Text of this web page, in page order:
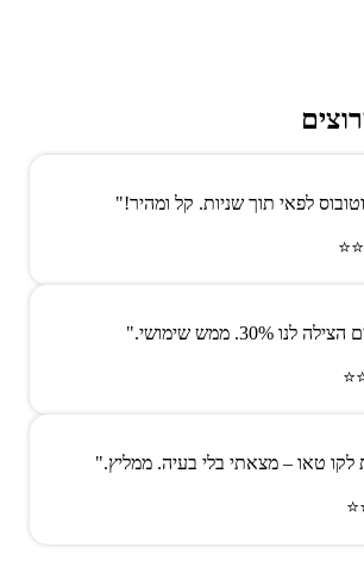
לפאי תוך שניות. קל ומהיר!"
30%. ממש שימושי."
טאו – מצאתי בלי בעיה. ממליץ."